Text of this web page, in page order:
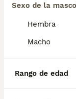
Sexo de la
Hembra
Macho
Rango de edad
pedigrí, la
ubicación.
un
cocker